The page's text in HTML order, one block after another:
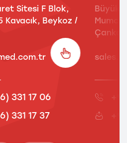
Sitesi F Blok,
Kavacık, Beykoz /
331 17 06
331 17 37
Büyük
Mumcu